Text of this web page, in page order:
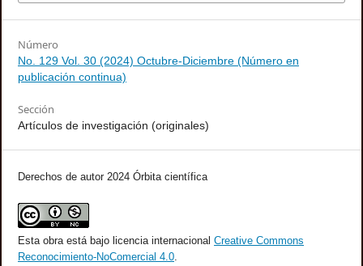
Número
No. 129 Vol. 30 (2024) Octubre-Diciembre (Número en
publicación continua)
Sección
Artículos de investigación (originales)
Derechos de autor 2024 Órbita científica
Esta obra está bajo licencia internacional Creative Commons
Reconocimiento-NoComercial 4.0.